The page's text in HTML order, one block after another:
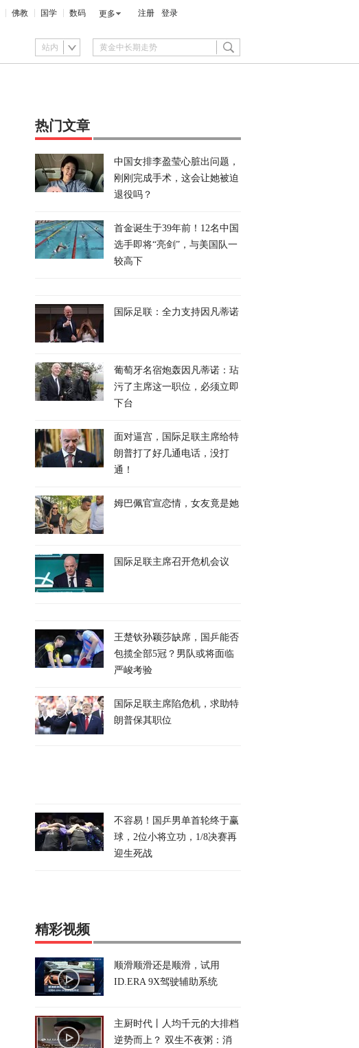
佛教 国学 数码 更多 注册 登录
站内
热门文章
中国女排李盈莹心脏出问题，
刚刚完成手术，这会让她被迫
退役吗？
首金诞生于39年前！12名中国
选手即将“亮剑”，与美国队一
较高下
国际足联：全力支持因凡蒂诺
葡萄牙名宿炮轰因凡蒂诺：玷
污了主席这一职位，必须立即
下台
面对逼宫，国际足联主席给特
朗普打了好几通电话，没打
通！
姆巴佩官宣恋情，女友竟是她
国际足联主席召开危机会议
王楚钦孙颖莎缺席，国乒能否
包揽全部5冠？男队或将面临
严峻考验
国际足联主席陷危机，求助特
朗普保其职位
不容易！国乒男单首轮终于赢
球，2位小将立功，1/8决赛再
迎生死战
精彩视频
顺滑顺滑还是顺滑，试用
ID.ERA 9X驾驶辅助系统
主厨时代丨人均千元的大排档
逆势而上？ 双生不夜粥：消